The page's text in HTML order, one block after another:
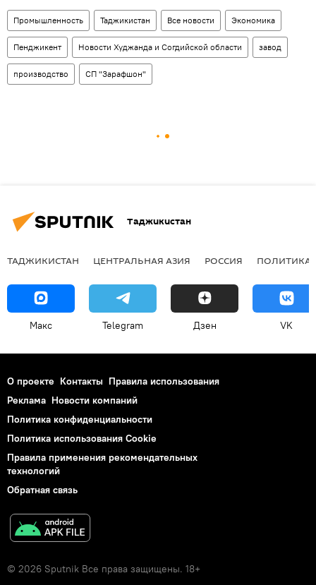
Промышленность Таджикистан Все новости Экономика
Пенджикент Новости Худжанда и Согдийской области завод
производство СП "Зарафшон"
Таджикистан
ТАДЖИКИСТАН ЦЕНТРАЛЬНАЯ АЗИЯ РОССИЯ ПОЛИТИКА
Макс Telegram Дзен VK
О проекте Контакты Правила использования
Реклама Новости компаний
Политика конфиденциальности
Политика использования Cookie
Правила применения рекомендательных
технологий
Обратная связь
© 2026 Sputnik Все права защищены. 18+